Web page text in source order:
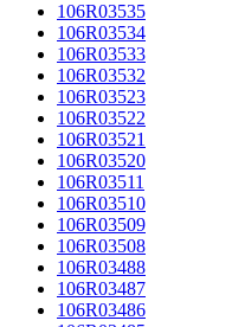
106R03535
106R03534
106R03533
106R03532
106R03523
106R03522
106R03521
106R03520
106R03511
106R03510
106R03509
106R03508
106R03488
106R03487
106R03486